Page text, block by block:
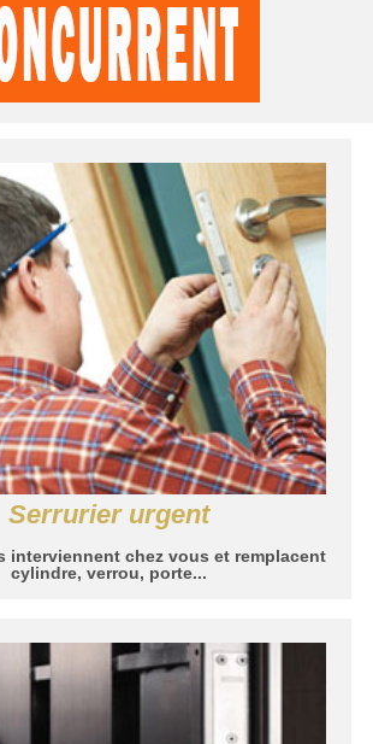
Serrurier urgent
interviennent chez vous et remplacent
cylindre, verrou, porte...